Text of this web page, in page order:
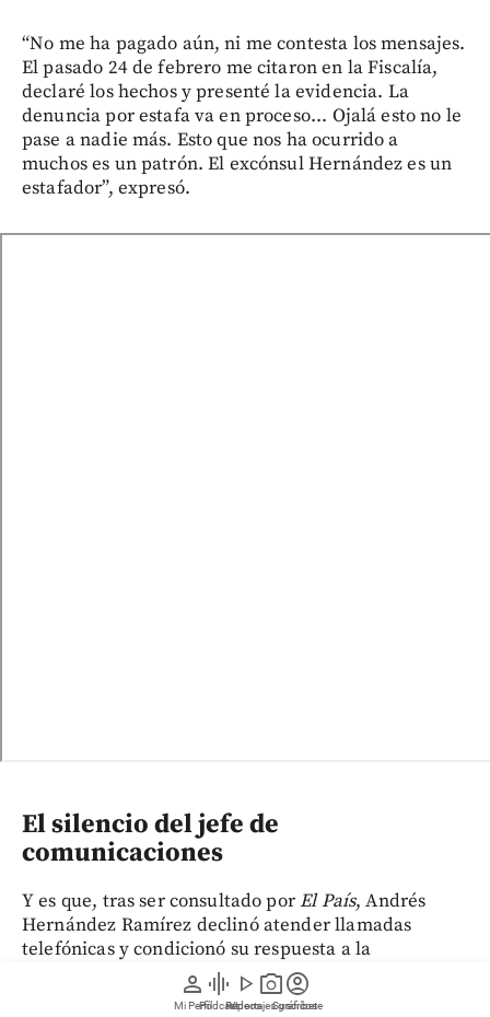
person
Mi Perfil
graphic_eq
Pódcast
play_arrow
Videos
photo_camera
Reportajes gráficos
account_circle
Suscríbete
“No me ha pagado aún, ni me contesta los mensajes.
El pasado 24 de febrero me citaron en la Fiscalía,
declaré los hechos y presenté la evidencia. La
denuncia por estafa va en proceso... Ojalá esto no le
pase a nadie más. Esto que nos ha ocurrido a
muchos es un patrón. El excónsul Hernández es un
estafador”, expresó.
El silencio del jefe de
comunicaciones
Y es que, tras ser consultado porEl País, Andrés
Hernández Ramírez declinó atender llamadas
telefónicas y condicionó su respuesta a la
intervención de sus apoderados legales, según
informó el mismo medio de comunicación.